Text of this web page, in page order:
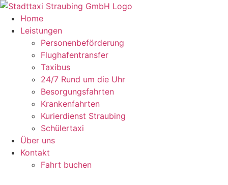
Zum
Inhalt
springen
Home
Leistungen
Personenbeförderung
Flughafentransfer
Taxibus
24/7 Rund um die Uhr
Besorgungsfahrten
Krankenfahrten
Kurierdienst Straubing
Schülertaxi
Über uns
Kontakt
Fahrt buchen